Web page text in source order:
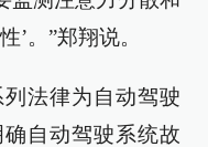
’。”郑翔说。
法律为自动驾驶
自动驾驶系统故